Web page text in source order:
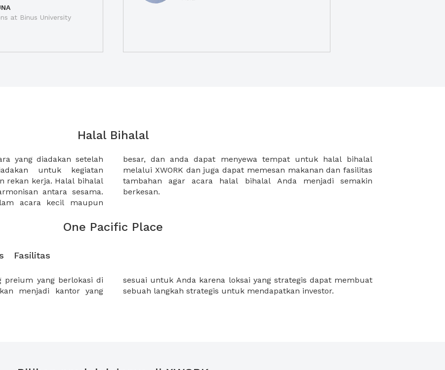
at Binus University
Halal Bihalal
yang diadakan setelah
untuk kegiatan
rekan kerja. Halal bihalal
antara sesama.
acara kecil maupun
untuk halal bihalal
makanan dan fasilitas
Anda menjadi semakin
berkesan.
One Pacific Place
Fasilitas
preium yang berlokasi di
menjadi kantor yang
strategis dapat membuat
sebuah langkah strategis untuk mendapatkan investor.